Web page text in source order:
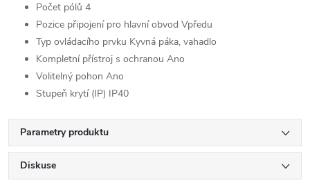
Počet pólů 4
Pozice připojení pro hlavní obvod Vpředu
Typ ovládacího prvku Kyvná páka, vahadlo
Kompletní přístroj s ochranou Ano
Volitelný pohon Ano
Stupeň krytí (IP) IP40
Parametry produktu
Diskuse